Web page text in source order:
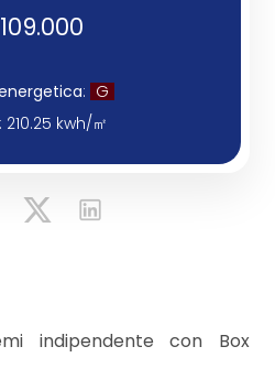
: G
: 210.25 kwh/㎡
indipendente con Box